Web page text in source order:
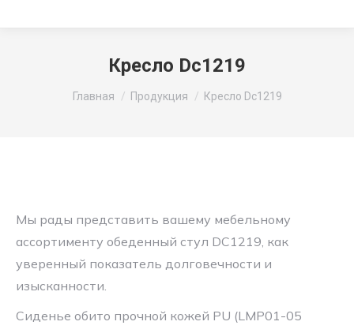
Кресло Dc1219
Вы здесь:
Главная Продукция Кресло Dc1219
Мы рады представить вашему мебельному
ассортименту обеденный стул DC1219, как
уверенный показатель долговечности и
изысканности.
Сиденье обито прочной кожей PU (LMP01-05